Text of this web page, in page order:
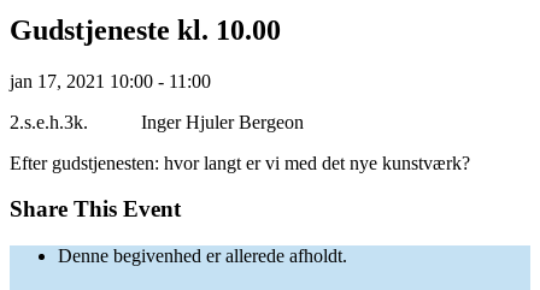
Gudstjeneste kl. 10.00
jan 17, 2021 10:00 - 11:00
2.s.e.h.3k. Inger Hjuler Bergeon
Efter gudstjenesten: hvor langt er vi med det nye kunstværk?
Share This Event
Denne begivenhed er allerede afholdt.